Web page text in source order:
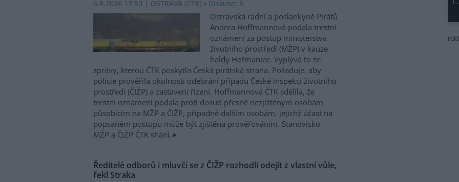
6.8.2026 17:50 | OSTRAVA (ČTK) Diskuse: 5
Ostravská radní a poslankyně Pirátů
Andrea Hoffmannová podala trestní
oznámení za postup ministerstva
životního prostředí (MŽP) v kauze
haldy Heřmanice. Vyplývá to ze
zprávy, kterou ČTK poskytla Česká pirátská strana. Požaduje, aby
policie prověřila okolnosti odebrání případu České inspekci životního
prostředí (ČIŽP) a zastavení řízení. Hoffmannová ČTK sdělila, že
trestní oznámení podala proti dosud přesně nezjištěným osobám
působícím na MŽP a ČIŽP, případně dalším osobám, jejichž účast na
popsaném postupu může být zjištěna prověřováním. Stanovisko
MŽP a ČIŽP ČTK shání.
Ředitelé odborů i mluvčí se z ČIŽP rozhodli odejít z vlastní vůle,
řekl Straka